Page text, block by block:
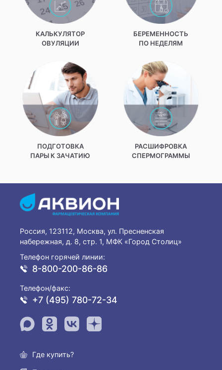
КАЛЬКУЛЯТОР
ОВУЛЯЦИИ
БЕРЕМЕННОСТЬ
ПО НЕДЕЛЯМ
ПОДГОТОВКА
ПАРЫ К ЗАЧАТИЮ
РАСШИФРОВКА
СПЕРМОГРАММЫ
Россия, 123112, Москва, ул. Пресненская
набережная, д. 8, стр. 1, МФК «Город Столиц»
Телефон горячей линии:
8-800-200-86-86
Телефон/факс:
+7 (495) 780-72-34
Где купить?